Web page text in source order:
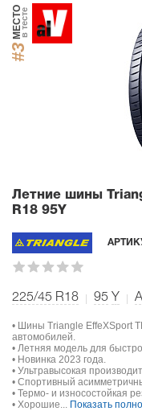
#3
МЕСТОв тесте
Летние шины
R18 95Y
225/45 R18 95 Y
• Шины Triangle EffeXSport
автомобилей.
• Летняя модель для
• Новинка 2023 года.
• Ультравысокая
• Спортивный
• Термо- и износостойкая
• Хорошие...
Показать